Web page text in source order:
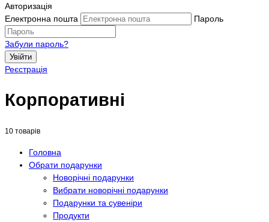
Авторизація
Електронна пошта
Пароль
Забули пароль?
Увійти
Реєстрація
Корпоративні
10 товарів
Головна
Обрати подарунки
Новорічні подарунки
Вибрати новорічні подарунки
Подарунки та сувеніри
Продукти